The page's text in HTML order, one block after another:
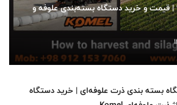
قیمت و خرید دستگاه بسته‌بندی علوفه و
بسته بندی ذرت علوفه‌ای | خرید دستگاه